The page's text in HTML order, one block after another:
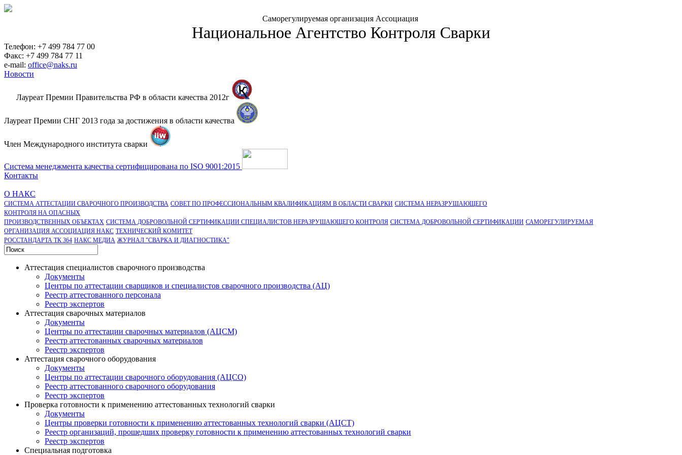
Саморегулируемая организация Ассоциация
Национальное Агентство Контроля Сварки
Телефон: +7 499 784 77 00
Факс: +7 499 784 77 11
e-mail: office@naks.ru
Новости
Лауреат Премии Правительства РФ в области качества 2012г
Лауреат Премии СНГ 2013 года за достижения в области качества
Член Международного института сварки
Система менеджмента качества сертифицирована по ISO 9001:2015
Контакты
О НАКС
СИСТЕМА АТТЕСТАЦИИ СВАРОЧНОГО ПРОИЗВОДСТВА СОВЕТ ПО ПРОФЕССИОНАЛЬНЫМ КВАЛИФИКАЦИЯМ В ОБЛАСТИ СВАРКИ СИСТЕМА НЕРАЗРУШАЮЩЕГО
КОНТРОЛЯ НА ОПАСНЫХ
ПРОИЗВОДСТВЕННЫХ ОБЪЕКТАХ СИСТЕМА ДОБРОВОЛЬНОЙ СЕРТИФИКАЦИИ СПЕЦИАЛИСТОВ НЕРАЗРУШАЮЩЕГО КОНТРОЛЯ СИСТЕМА ДОБРОВОЛЬНОЙ CЕРТИФИКАЦИИ САМОРЕГУЛИРУЕМАЯ
ОРГАНИЗАЦИЯ АССОЦИАЦИЯ НАКС ТЕХНИЧЕСКИЙ КОМИТЕТ
РОССТАНДАРТА ТК 364 НАКС МЕДИА ЖУРНАЛ "СВАРКА И ДИАГНОСТИКА"
Аттестация специалистов сварочного производства
Документы
Центры по аттестации сварщиков и специалистов сварочного производства (АЦ)
Реестр аттестованного персонала
Реестр экспертов
Аттестация сварочных материалов
Документы
Центры по аттестации сварочных материалов (АЦСМ)
Реестр аттестованных сварочных материалов
Реестр экспертов
Аттестация сварочного оборудования
Документы
Центры по аттестации сварочного оборудования (АЦСО)
Реестр аттестованного сварочного оборудования
Реестр экспертов
Проверка готовности к применению аттестованных технологий сварки
Документы
Центры проверки готовности к применению аттестованных технологий сварки (АЦСТ)
Реестр организаций, прошедших проверку готовности к применению аттестованных технологий сварки
Реестр экспертов
Специальная подготовка